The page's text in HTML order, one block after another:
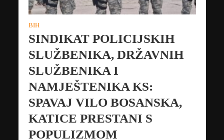
BIH
SINDIKAT POLICIJSKIH
SLUŽBENIKA, DRŽAVNIH
SLUŽBENIKA I
NAMJEŠTENIKA KS:
SPAVAJ VILO BOSANSKA,
KATICE PRESTANI S
POPULIZMOM